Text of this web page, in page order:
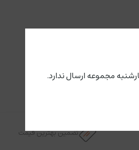
تضمین بهترین قیمت